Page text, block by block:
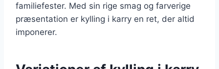
familiefester. Med sin rige smag og farverige
præsentation er kylling i karry en ret, der altid
imponerer.